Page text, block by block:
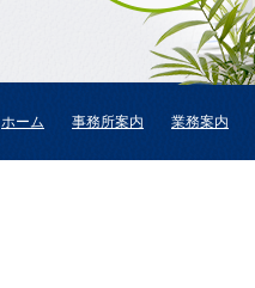
ホーム 事務所案内 業務案内